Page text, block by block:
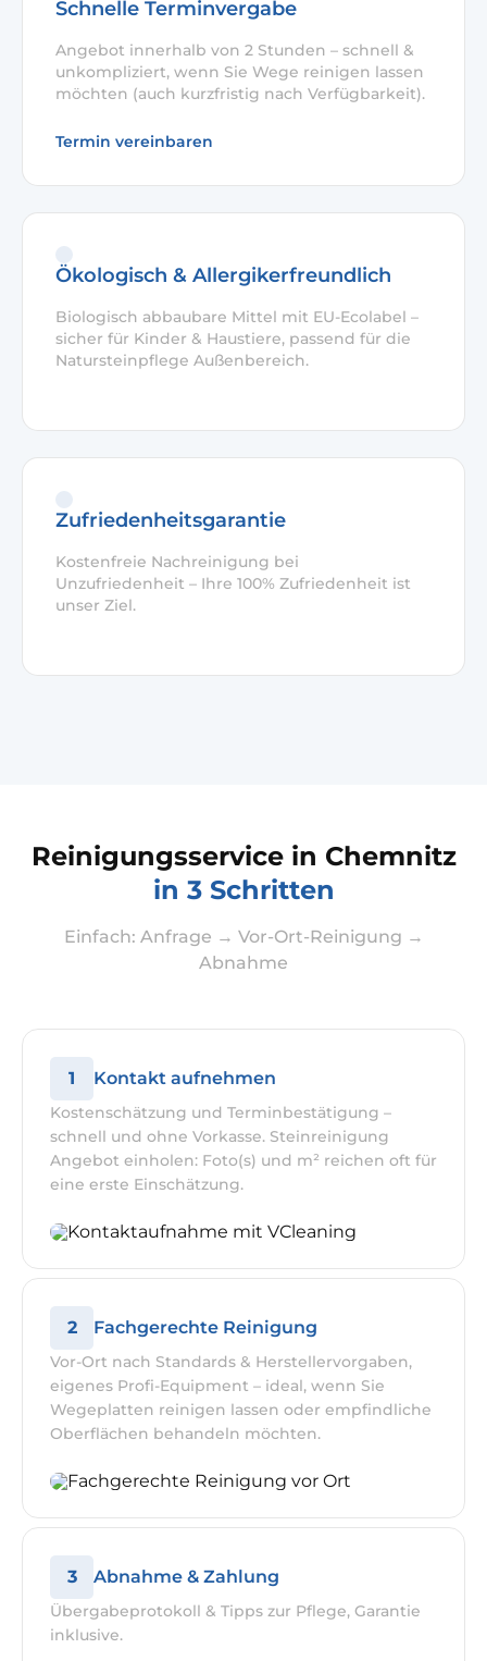
Schnelle Terminvergabe
Angebot innerhalb von 2 Stunden – schnell &
unkompliziert, wenn Sie Wege reinigen lassen
möchten (auch kurzfristig nach Verfügbarkeit).
Termin vereinbaren
Ökologisch & Allergikerfreundlich
Biologisch abbaubare Mittel mit EU-Ecolabel –
sicher für Kinder & Haustiere, passend für die
Natursteinpflege Außenbereich.
Zufriedenheitsgarantie
Kostenfreie Nachreinigung bei
Unzufriedenheit – Ihre 100% Zufriedenheit ist
unser Ziel.
Reinigungsservice in Chemnitz
in 3 Schritten
Einfach: Anfrage → Vor-Ort-Reinigung →
Abnahme
1 Kontakt aufnehmen
Kostenschätzung und Terminbestätigung –
schnell und ohne Vorkasse. Steinreinigung
Angebot einholen: Foto(s) und m² reichen oft für
eine erste Einschätzung.
2 Fachgerechte Reinigung
Vor-Ort nach Standards & Herstellervorgaben,
eigenes Profi-Equipment – ideal, wenn Sie
Wegeplatten reinigen lassen oder empfindliche
Oberflächen behandeln möchten.
3 Abnahme & Zahlung
Übergabeprotokoll & Tipps zur Pflege, Garantie
inklusive.